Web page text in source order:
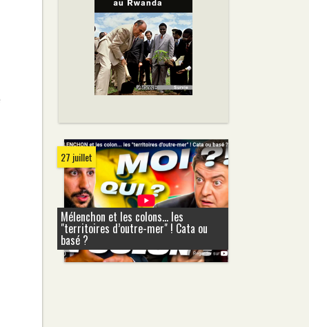
27 juillet
Mélenchon et les colons... les
"territoires d’outre-mer" ! Cata ou
basé ?